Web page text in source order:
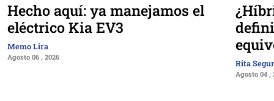
Hecho aquí: ya manejamos el
eléctrico Kia EV3
Memo Lira
Agosto 06 , 2026
Rita
Agosto 04 ,